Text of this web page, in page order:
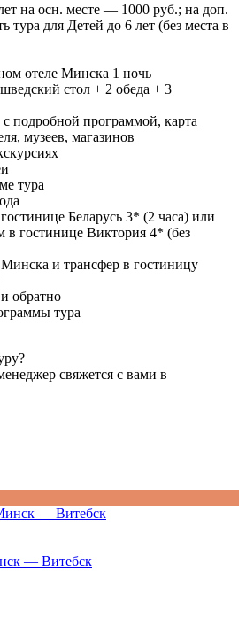
на осн. месте — 1000 руб.; на доп.
для Детей до 6 лет (без места в
отеле Минска 1 ночь
стол + 2 обеда + 3
подробной программой, карта
музеев, магазинов
тура
Беларусь 3* (2 часа) или
в гостинице Виктория 4* (без
Минска и трансфер в гостиницу
обратно
тура
свяжется с вами в
— Витебск